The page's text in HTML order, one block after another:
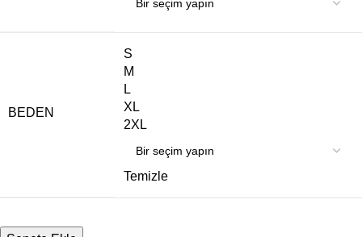
BEDEN
S
M
L
XL
2XL
Temizle